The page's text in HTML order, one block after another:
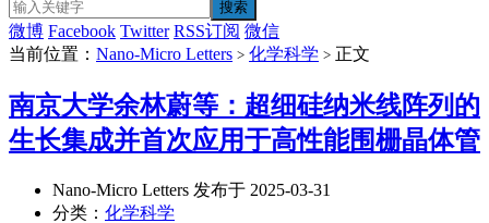
微博 Facebook Twitter RSS订阅 微信
当前位置： Nano-Micro Letters > 化学科学 > 正文
南京大学余林蔚等：超细硅纳米线阵列的
生长集成并首次应用于高性能围栅晶体管
Nano-Micro Letters 发布于 2025-03-31
分类： 化学科学